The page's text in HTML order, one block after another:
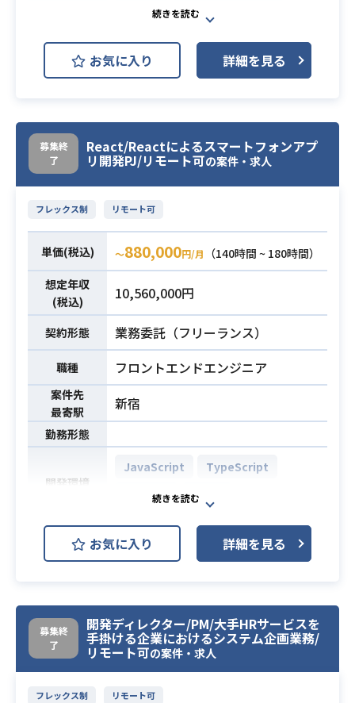
Spring
Oracle Database
Azure
VM
業務内容
AI解析基盤（プラットフォーム）の
ます。
担当工程 ：要件定義／基本／詳細設
計･実装～単体／結合テスト
を担当して頂きます。
：要件決めの工程がまだ残っている
ため要件確定のところから担当して
頂きます。
・言語 ：Java経験必須（1.7以上）
・OS ：Windows（WEB）
・DB ：Oracle
・その他 ：JavaScript、jQuery、Sp
ring Framework
：Spring Framework、Microsoft Az
ureを利用したシステム開発経験者優
必須スキル
基幹システム開発のご経験
※AIシステムが稼働する開発基盤
構築経験は優遇します。
※大量データ処理の効率化や処理
の高速化経験者を優遇します。
お気に入り 詳細を見る
募集終
了
React/Reactによるスマートフォンアプ
リ開発PJ/リモート可の案件・求人
フレックス制 リモート可
単価(税込) 〜880,000円/月
（140時間 ~ 180時間）
想定年収
(税込)
10,560,000円
契約形態 業務委託（フリーランス）
職種 フロントエンドエンジニア
案件先
最寄駅
新宿
勤務形態
開発環境
JavaScript
TypeScript
React.js
Azure
メディア配信サイトのアプリ化PJを
担当いただきます。
インを決定いたします。
必須スキル
・Reactによる開発経験 1年以上
・フロントエンド開発経験3年程度
・スマホアプリ開発に興味がある方
お気に入り 詳細を見る
募集終
了
開発ディレクター/PM/大手HRサービスを
手掛ける企業におけるシステム企画業務/
リモート可の案件・求人
フレックス制 リモート可